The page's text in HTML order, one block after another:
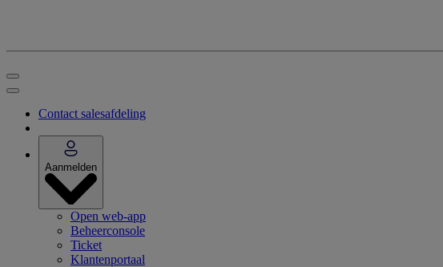
Contact salesafdeling
Aanmelden
Open web-app
Beheerconsole
Ticket
Klantenportaal